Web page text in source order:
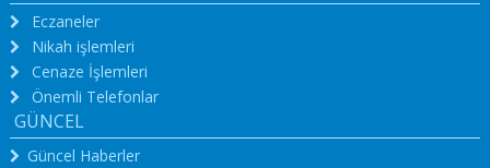
Eczaneler
Nikah işlemleri
Cenaze İşlemleri
Önemli Telefonlar
GÜNCEL
Güncel Haberler